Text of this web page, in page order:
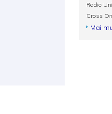
Radio
Cross
Mai